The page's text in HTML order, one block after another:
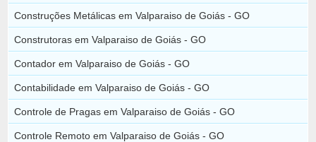
Construções Metálicas em Valparaiso de Goiás - GO
Construtoras em Valparaiso de Goiás - GO
Contador em Valparaiso de Goiás - GO
Contabilidade em Valparaiso de Goiás - GO
Controle de Pragas em Valparaiso de Goiás - GO
Controle Remoto em Valparaiso de Goiás - GO